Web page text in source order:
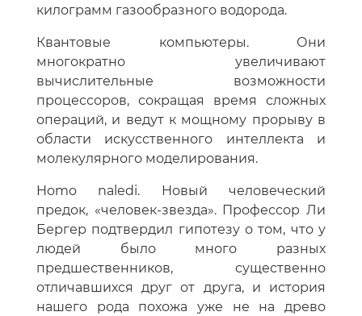
килограмм газообразного водорода.
Квантовые компьютеры. Они
многократно увеличивают
вычислительные возможности
процессоров, сокращая время сложных
операций, и ведут к мощному прорыву в
области искусственного интеллекта и
молекулярного моделирования.
Homo naledi. Новый человеческий
предок, «человек-звезда». Профессор Ли
Бергер подтвердил гипотезу о том, что у
людей было много разных
предшественников, существенно
отличавшихся друг от друга, и история
нашего рода похожа уже не на древо